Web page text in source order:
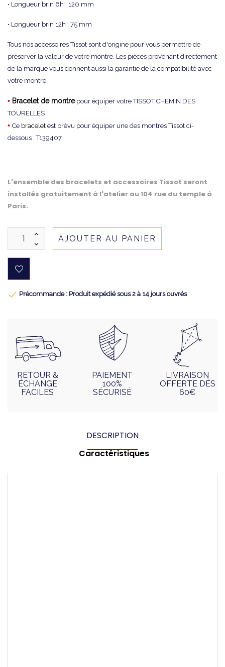
• Longueur brin 6h : 120 mm
• Longueur brin 12h : 75 mm
Tous nos accessoires Tissot sont d'origine pour vous permettre de
préserver la valeur de votre montre. Les pièces provenant directement
de la marque vous donnent aussi la garantie de la compatibilité avec
votre montre.
• Bracelet de montrepour équiper votre TISSOT CHEMIN DES
TOURELLES
• Ce bracelet est prévu pour équiper une des montres Tissot ci-
dessous : T139407
L'ensemble des bracelets et accessoires Tissot seront
installés gratuitement à l'atelier au 104 rue du temple à
Paris.
AJOUTER AU PANIER
 Précommande : Produit expédié sous 2 à 14 jours ouvrés
RETOUR &
ÉCHANGE
FACILES
PAIEMENT
100%
SÉCURISÉ
LIVRAISON
OFFERTE DÈS
60€
DESCRIPTION
Caractéristiques